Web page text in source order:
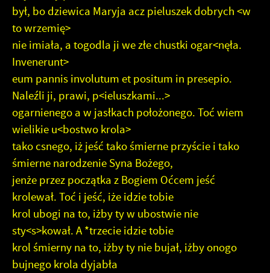
był, bo dziewica Maryja acz pieluszek dobrych <w
to wrzemię>
nie imiała, a togodla ji we złe chustki ogar<nęła.
Invenerunt>
eum pannis involutum et positum in presepio.
Naleźli ji, prawi, p<ieluszkami...>
ogarnienego a w jasłkach położonego. Toć wiem
wielikie u<bostwo krola>
tako csnego, iż jeść tako śmierne przyście i tako
śmierne narodzenie Syna Bożego,
jenże przez początka z Bogiem Oćcem jeść
krolewał. Toć i jeść, iże idzie tobie
krol ubogi na to, iżby ty w ubostwie nie
sty<s>kował. A *trzecie idzie tobie
krol śmierny na to, iżby ty nie bujał, iżby onogo
bujnego krola dyjabła